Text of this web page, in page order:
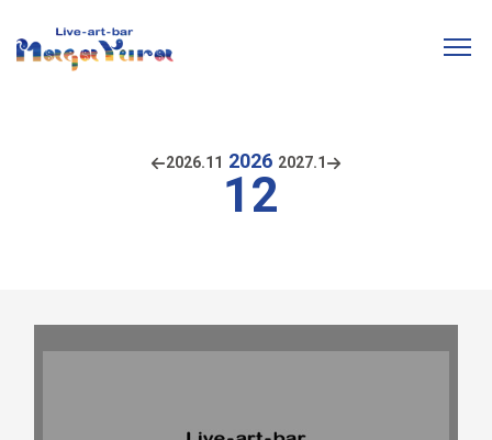
2026.11 2026
12
2027.1